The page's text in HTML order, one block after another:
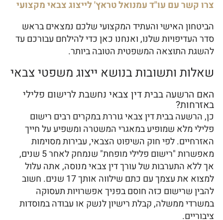
צרו קשר עם עו"ד עמנואל טראץ' לייצוג צבאי מקצועי
הביטחון האישי והעתיד המקצועי שלכם נמצאים בראש
סדר העדיפויות שלנו, ואנחנו כאן כדי להילחם עבורכם עד
להשגת התוצאה המשפטית הטובה ביותר.
שאלות ותשובות בנושא ייצוג משפטי צבאי
האם הרשעה בבית דין צבאי נחשבת לרישום פלילי
באזרחות?
כן, הרשעה בבית דין צבאי גוררת במקרים רבים רישום
פלילי מלא שמופיע במאגרי המשטרה ומשפיע על חייך
האזרחיים. לפי חוק השיפוט הצבאי, עבירות מסוימות
מאפשרות "רישום פלילי מופחת" שנמחק לאחר 5 שנים,
אך ללא התערבות של עורך דין צבאי מנוסה, אתה עלול
למצוא את עצמך עם כתם שילווה אותך 17 שנים. חשוב
להבין שרישום כזה חוסם בפניך אפשרויות תעסוקה
במשרדי ממשלה, קבלת רישיון לנשק או עבודה במוסדות
ציבוריים.